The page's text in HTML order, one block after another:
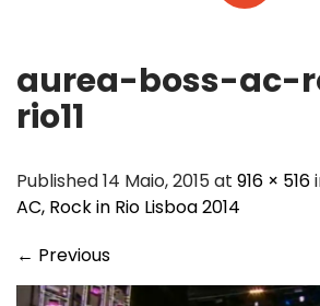
aurea-boss-ac-
rio11
Published 14 Maio, 2015 at 916 × 516
AC, Rock in Rio Lisboa 2014
← Previous